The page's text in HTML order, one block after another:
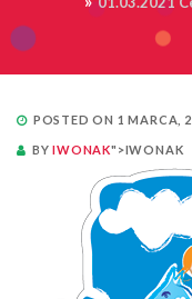
POSTED ON 1 MARCA,
BYIWONAK">IWONAK